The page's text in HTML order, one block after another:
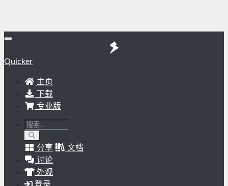
Quicker
主页
下载
专业版
分享
文档
讨论
外观